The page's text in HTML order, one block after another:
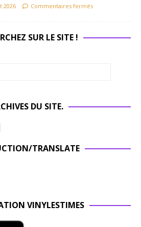
2026 Commentaires fermés
SUR LE SITE !
DU SITE.
TRANSLATE
VINYLESTIMES